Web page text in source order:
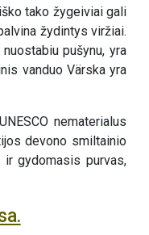
tako žygeiviai gali
žydintys viržiai.
pušynu, yra
vanduo Värska yra
nematerialus
devono smiltainio
ir gydomasis purvas,